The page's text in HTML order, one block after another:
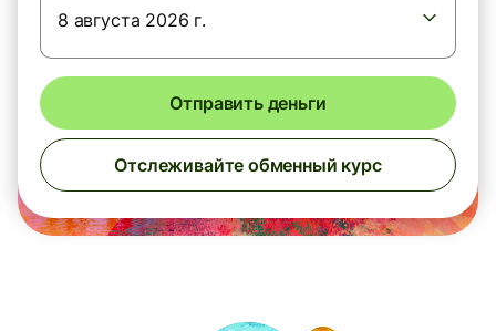
8 августа 2026 г.
Отправить деньги
Отслеживайте обменный курс